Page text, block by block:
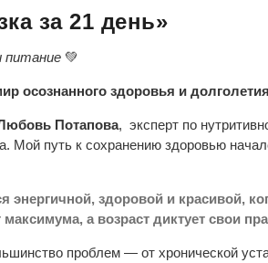
за 21 день»
питание 💚
осознанного здоровья и
Потапова, эксперт по
Мой путь к сохранению здоровью
энергичной, здоровой и красивой,
максимума, а возраст диктует свои
проблем — от хронической